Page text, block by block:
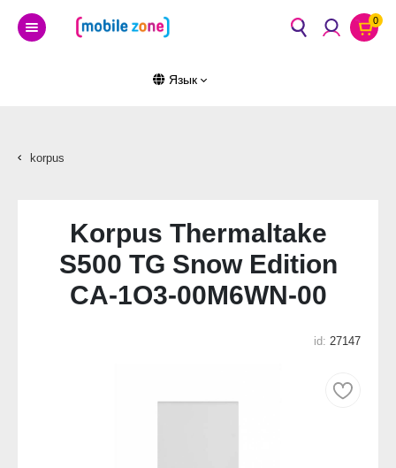
0
Язык
korpus
Korpus Thermaltake
S500 TG Snow Edition
CA-1O3-00M6WN-00
id: 27147